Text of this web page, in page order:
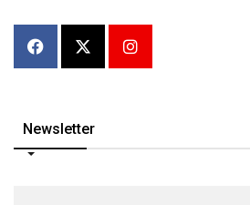
Newsletter